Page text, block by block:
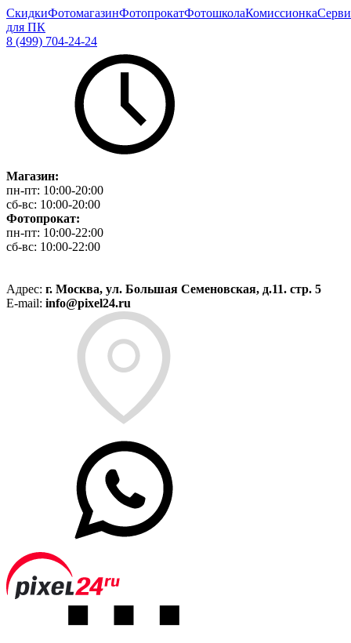
СкидкиФотомагазинФотопрокатФотошколаКомиссионка
для ПК
8 (499) 704-24-24
Магазин:
пн-пт: 10:00-20:00
сб-вс: 10:00-20:00
Фотопрокат:
пн-пт: 10:00-22:00
сб-вс: 10:00-22:00
Адрес: г. Москва, ул. Большая Семеновская, д.11. стр. 5
E-mail: info@pixel24.ru